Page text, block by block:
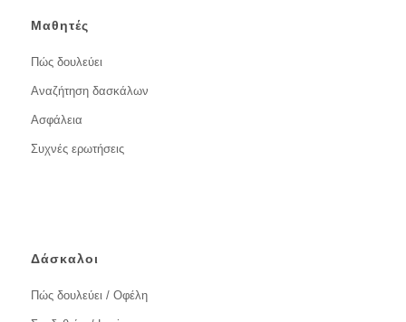
Μαθητές
Πώς δουλεύει
Αναζήτηση δασκάλων
Ασφάλεια
Συχνές ερωτήσεις
Δάσκαλοι
Πώς δουλεύει / Οφέλη